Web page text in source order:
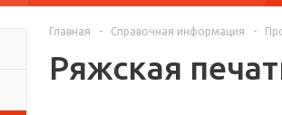
Главная - Справочная информация -
Ряжская